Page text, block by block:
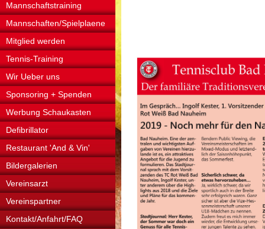
Mannschaftstraining
Mannschaften/Spielplaene
Mitglied werden
Tennis-Training
Wir Ueber uns
Sponsoring + Spenden
Werbung Schaukasten
Defibrillator
Restaurant 'And & Vin'
Bildergalerien
Vereinsarzt
Vereinspartner
Kontakt/Anfahrt/FAQ